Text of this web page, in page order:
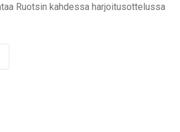
Ruotsin kahdessa harjoitusottelussa